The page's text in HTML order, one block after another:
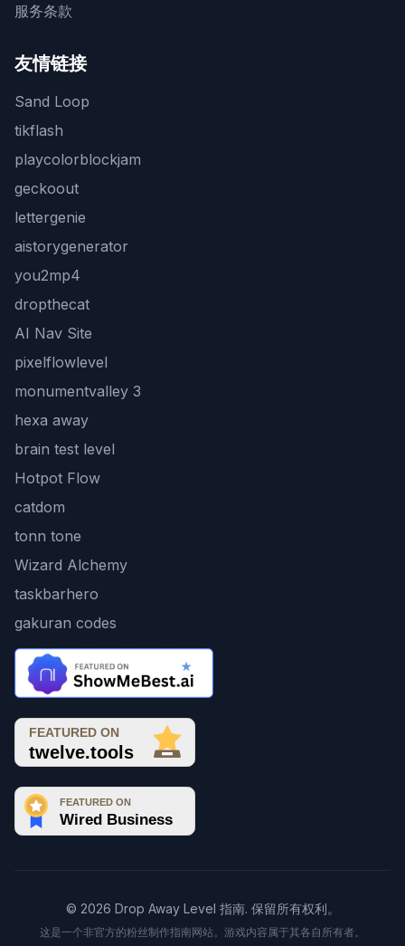
服务条款
友情链接
Sand Loop
tikflash
playcolorblockjam
geckoout
lettergenie
aistorygenerator
you2mp4
dropthecat
AI Nav Site
pixelflowlevel
monumentvalley 3
hexa away
brain test level
Hotpot Flow
catdom
tonn tone
Wizard Alchemy
taskbarhero
gakuran codes
© 2026 Drop Away Level 指南. 保留所有权利。
这是一个非官方的粉丝制作指南网站。游戏内容属于其各自所有者。